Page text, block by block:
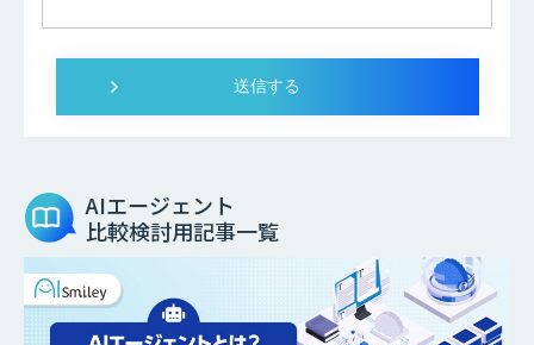
AIエージェント
比較検討用記事一覧